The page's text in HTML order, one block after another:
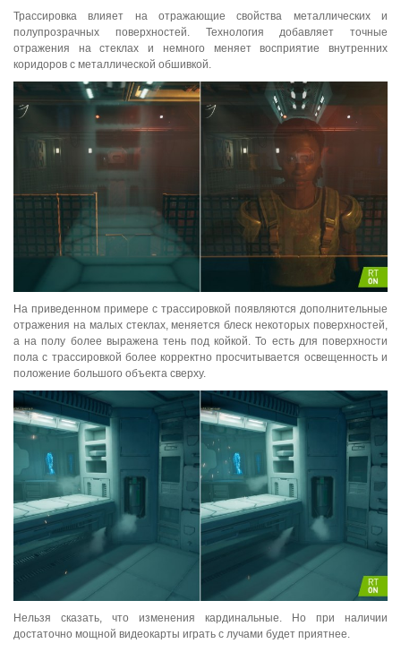
Трассировка влияет на отражающие свойства металлических и
полупрозрачных поверхностей. Технология добавляет точные
отражения на стеклах и немного меняет восприятие внутренних
коридоров с металлической обшивкой.
На приведенном примере с трассировкой появляются дополнительные
отражения на малых стеклах, меняется блеск некоторых поверхностей,
а на полу более выражена тень под койкой. То есть для поверхности
пола с трассировкой более корректно просчитывается освещенность и
положение большого объекта сверху.
Нельзя сказать, что изменения кардинальные. Но при наличии
достаточно мощной видеокарты играть с лучами будет приятнее.